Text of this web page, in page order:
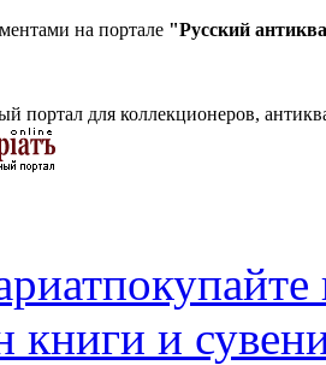
на портале "Русский
портал для коллекционеров,
покупайте
книги и